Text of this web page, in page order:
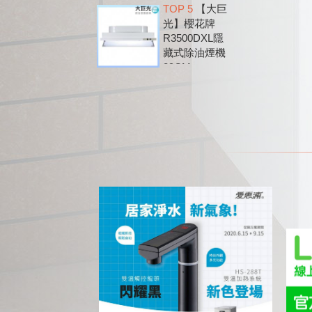
除油煙機
DR7790B
TOP 5【大巨
光】櫻花牌
R3500DXL隱
藏式除油煙機
89CM